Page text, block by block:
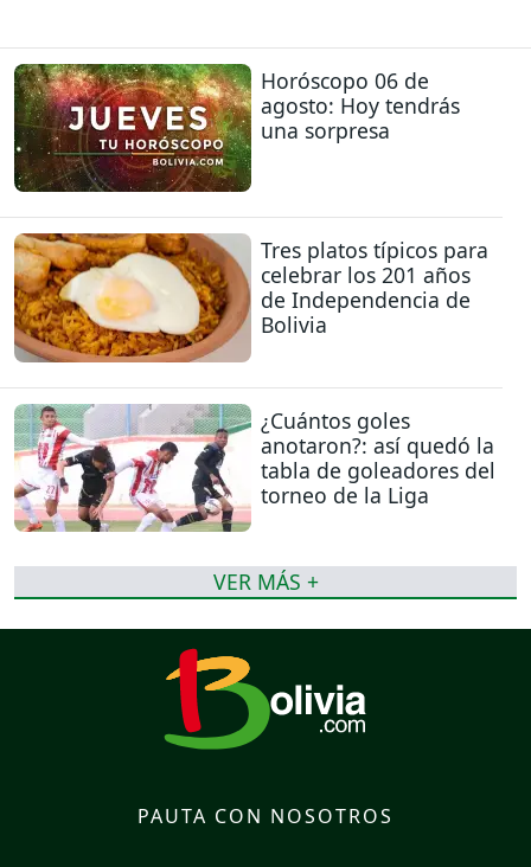
Horóscopo 06 de
agosto: Hoy tendrás
una sorpresa
Tres platos típicos para
celebrar los 201 años
de Independencia de
Bolivia
¿Cuántos goles
anotaron?: así quedó la
tabla de goleadores del
torneo de la Liga
VER MÁS +
PAUTA CON NOSOTROS